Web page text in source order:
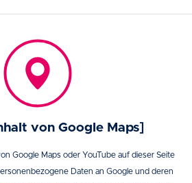
von Google Maps]
Google Maps oder YouTube auf dieser Seite
Daten an Google und deren